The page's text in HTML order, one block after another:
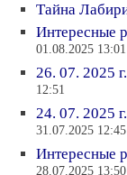
Тайна
Интересные
01.08.2025 13:01
26. 07. 2025
12:51
24. 07. 2025
31.07.2025 12:45
Интересные